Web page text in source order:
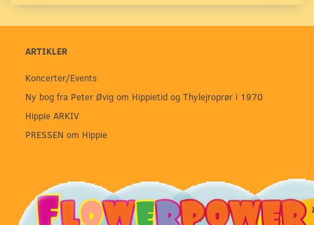
ARTIKLER
Koncerter/Events
Ny bog fra Peter Øvig om Hippietid og Thylejroprør i 1970
Hippie ARKIV
PRESSEN om Hippie